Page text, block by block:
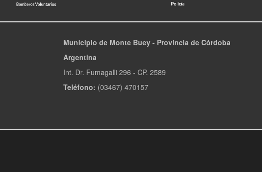
Municipio de Monte Buey - Provincia de Córdoba
Argentina
Int. Dr. Fumagalli 296 - CP. 2589
Teléfono: (03467) 470157